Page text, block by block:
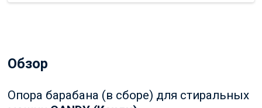
Обзор
Опора барабана (в сборе) для стиральных